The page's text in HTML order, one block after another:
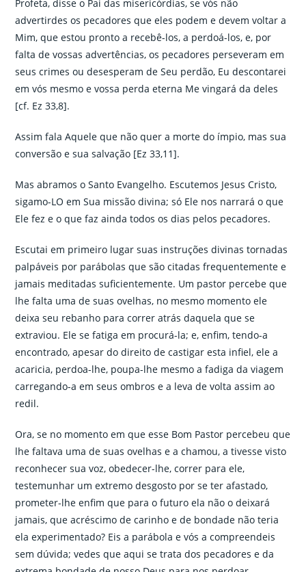
Profeta, disse o Pai das misericórdias, se vós não
advertirdes os pecadores que eles podem e devem voltar a
Mim, que estou pronto a recebê-los, a perdoá-los, e, por
falta de vossas advertências, os pecadores perseveram em
seus crimes ou desesperam de Seu perdão, Eu descontarei
em vós mesmo e vossa perda eterna Me vingará da deles
[cf. Ez 33,8].
Assim fala Aquele que não quer a morte do ímpio, mas sua
conversão e sua salvação [Ez 33,11].
Mas abramos o Santo Evangelho. Escutemos Jesus Cristo,
sigamo-LO em Sua missão divina; só Ele nos narrará o que
Ele fez e o que faz ainda todos os dias pelos pecadores.
Escutai em primeiro lugar suas instruções divinas tornadas
palpáveis por parábolas que são citadas frequentemente e
jamais meditadas suficientemente. Um pastor percebe que
lhe falta uma de suas ovelhas, no mesmo momento ele
deixa seu rebanho para correr atrás daquela que se
extraviou. Ele se fatiga em procurá-la; e, enfim, tendo-a
encontrado, apesar do direito de castigar esta infiel, ele a
acaricia, perdoa-lhe, poupa-lhe mesmo a fadiga da viagem
carregando-a em seus ombros e a leva de volta assim ao
redil.
Ora, se no momento em que esse Bom Pastor percebeu que
lhe faltava uma de suas ovelhas e a chamou, a tivesse visto
reconhecer sua voz, obedecer-lhe, correr para ele,
testemunhar um extremo desgosto por se ter afastado,
prometer-lhe enfim que para o futuro ela não o deixará
jamais, que acréscimo de carinho e de bondade não teria
ela experimentado? Eis a parábola e vós a compreendeis
sem dúvida; vedes que aqui se trata dos pecadores e da